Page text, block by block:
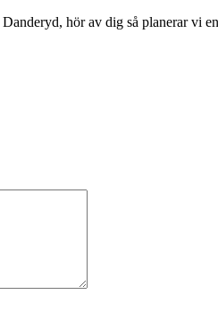
hör av dig så planerar vi